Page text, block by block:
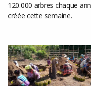
120.000 arbres chaque
créée cette semaine.